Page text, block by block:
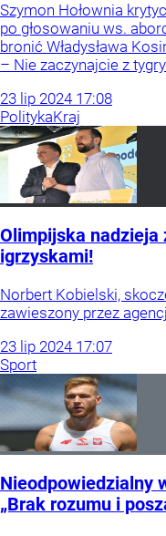
Szymon Hołownia
po głosowaniu ws.
bronić Władysława
– Nie zaczynajcie z
23 lip 2024 17:08
PolitykaKraj
Olimpijska nadzieja
igrzyskami!
Norbert Kobielski,
zawieszony przez
23 lip 2024 17:07
Sport
Nieodpowiedzialny
„Brak rozumu i